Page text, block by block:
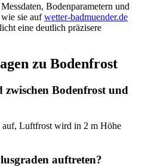
Bodenparametern und
sie aufwetter-badmuender.de
eine deutlich präzisere
zu Bodenfrost
zwischen Bodenfrost und
Luftfrost wird in 2 m Höhe
auftreten?